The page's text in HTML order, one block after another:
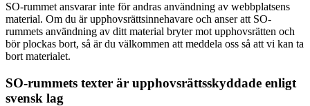
SO-rummet ansvarar inte för andras användning av webbplatsens
material. Om du är upphovsrättsinnehavare och anser att SO-
rummets användning av ditt material bryter mot upphovsrätten och
bör plockas bort, så är du välkommen att meddela oss så att vi kan ta
bort materialet.
SO-rummets texter är upphovsrättsskyddade enligt
svensk lag